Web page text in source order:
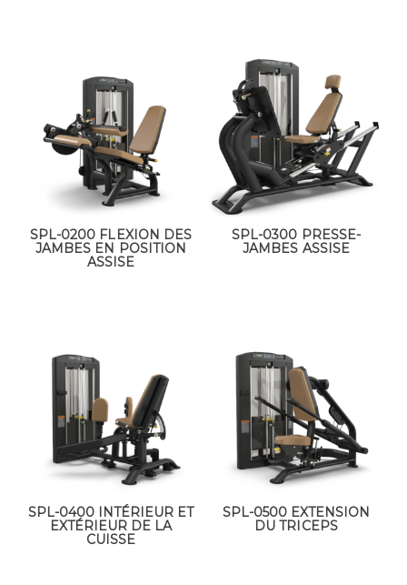
SPL-0200 FLEXION DES
JAMBES EN POSITION
ASSISE
SPL-0300 PRESSE-
JAMBES ASSISE
SPL-0400 INTÉRIEUR ET
EXTÉRIEUR DE LA
CUISSE
SPL-0500 EXTENSION
DU TRICEPS